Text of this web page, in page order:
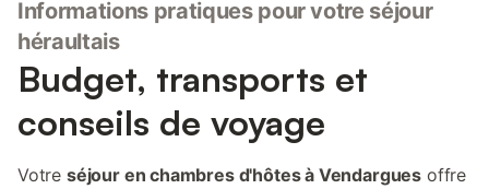
Informations pratiques pour votre séjour
héraultais
Budget, transports et
conseils de voyage
Votre séjour en chambres d'hôtes à Vendargues offre